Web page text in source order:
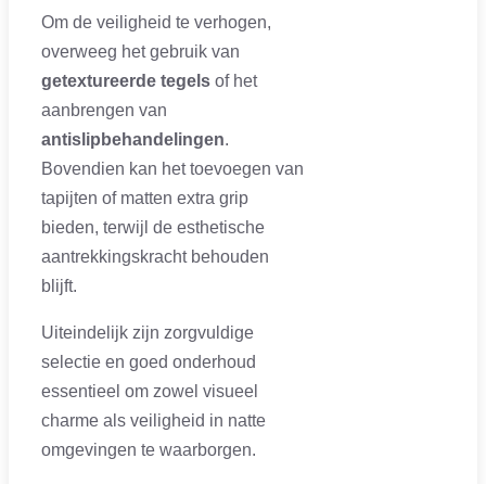
Om de veiligheid te verhogen,
overweeg het gebruik van
getextureerde tegels of het
aanbrengen van
antislipbehandelingen.
Bovendien kan het toevoegen van
tapijten of matten extra grip
bieden, terwijl de esthetische
aantrekkingskracht behouden
blijft.
Uiteindelijk zijn zorgvuldige
selectie en goed onderhoud
essentieel om zowel visueel
charme als veiligheid in natte
omgevingen te waarborgen.